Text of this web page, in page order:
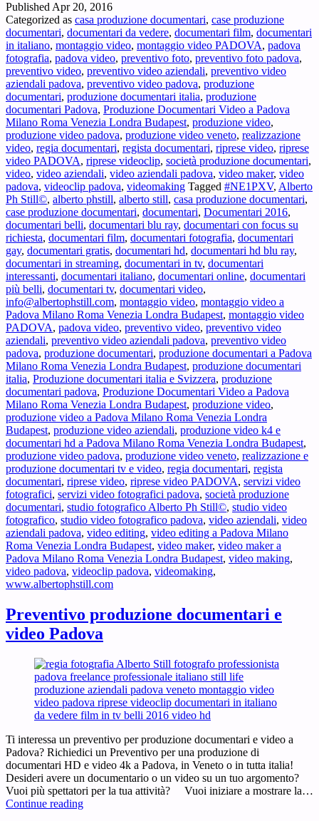
tv
e
e
in
tutta
Published Apr 20, 2016
Categorized as casa produzione documentari, case produzione
documentari, documentari da vedere, documentari film, documentari
in italiano, montaggio video, montaggio video PADOVA, padova
fotografia, padova video, preventivo foto, preventivo foto padova,
preventivo video, preventivo video aziendali, preventivo video
aziendali padova, preventivo video padova, produzione
documentari, produzione documentari italia, produzione
documentari Padova, Produzione Documentari Video a Padova
Milano Roma Venezia Londra Budapest, produzione video,
produzione video padova, produzione video veneto, realizzazione
video, regia documentari, regista documentari, riprese video, riprese
video PADOVA, riprese videoclip, società produzione documentari,
video, video aziendali, video aziendali padova, video maker, video
padova, videoclip padova, videomaking Tagged #NE1PXV, Alberto
Ph Still©, alberto phstill, alberto still, casa produzione documentari,
case produzione documentari, documentari, Documentari 2016,
documentari belli, documentari blu ray, documentari con focus su
richiesta, documentari film, documentari fotografia, documentari
gay, documentari gratis, documentari hd, documentari hd blu ray,
documentari in streaming, documentari in tv, documentari
interessanti, documentari italiano, documentari online, documentari
più belli, documentari tv, documentari video,
info@albertophstill.com, montaggio video, montaggio video a
Padova Milano Roma Venezia Londra Budapest, montaggio video
PADOVA, padova video, preventivo video, preventivo video
aziendali, preventivo video aziendali padova, preventivo video
padova, produzione documentari, produzione documentari a Padova
Milano Roma Venezia Londra Budapest, produzione documentari
italia, Produzione documentari italia e Svizzera, produzione
documentari padova, Produzione Documentari Video a Padova
Milano Roma Venezia Londra Budapest, produzione video,
produzione video a Padova Milano Roma Venezia Londra
Budapest, produzione video aziendali, produzione video k4 e
documentari hd a Padova Milano Roma Venezia Londra Budapest,
produzione video padova, produzione video veneto, realizzazione e
produzione documentari tv e video, regia documentari, regista
documentari, riprese video, riprese video PADOVA, servizi video
fotografici, servizi video fotografici padova, società produzione
documentari, studio fotografico Alberto Ph Still©, studio video
fotografico, studio video fotografico padova, video aziendali, video
aziendali padova, video editing, video editing a Padova Milano
Roma Venezia Londra Budapest, video maker, video maker a
Padova Milano Roma Venezia Londra Budapest, video making,
video padova, videoclip padova, videomaking,
www.albertophstill.com
Preventivo produzione documentari e
video Padova
Ti interessa un preventivo per produzione documentari e video a
Padova? Richiedici un Preventivo per una produzione di
documentari HD e video 4k a Padova, in Veneto o in tutta italia!
Desideri avere un documentario o un video su un tuo argomento?
Vuoi più spettatori per la tua attività? Vuoi iniziare a mostrare la…
Continue readingPreventivo